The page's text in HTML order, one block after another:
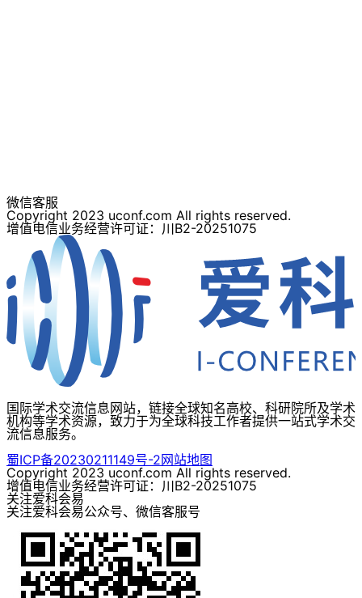
微信客服
Copyright 2023 uconf.com All rights reserved.
增值电信业务经营许可证：川B2-20251075
国际学术交流信息网站，链接全球知名高校、科研院所及学术
机构等学术资源，致力于为全球科技工作者提供一站式学术交
流信息服务。
蜀ICP备20230211149号-2网站地图
Copyright 2023 uconf.com All rights reserved.
增值电信业务经营许可证：川B2-20251075
关注爱科会易
关注爱科会易公众号、微信客服号